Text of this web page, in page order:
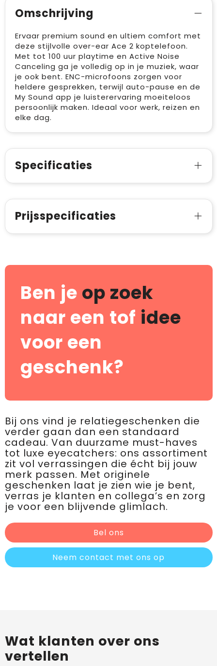
Omschrijving
Ervaar premium sound en ultiem comfort met
deze stijlvolle over-ear Ace 2 koptelefoon.
Met tot 100 uur playtime en Active Noise
Canceling ga je volledig op in je muziek, waar
je ook bent. ENC-microfoons zorgen voor
heldere gesprekken, terwijl auto-pause en de
My Sound app je luisterervaring moeiteloos
persoonlijk maken. Ideaal voor werk, reizen en
elke dag.
Specificaties
Prijsspecificaties
Ben je op zoek
naar een tof idee
voor een
geschenk?
Bij ons vind je relatiegeschenken die
verder gaan dan een standaard
cadeau. Van duurzame must-haves
tot luxe eyecatchers: ons assortiment
zit vol verrassingen die écht bij jouw
merk passen. Met originele
geschenken laat je zien wie je bent,
verras je klanten en collega’s en zorg
je voor een blijvende glimlach.
Bel ons
Neem contact met ons op
Wat klanten over ons
vertellen